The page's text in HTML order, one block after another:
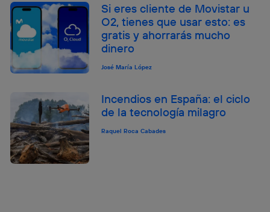
Si eres cliente de Movistar u
O2, tienes que usar esto: es
gratis y ahorrarás mucho
dinero
José María López
Incendios en España: el ciclo
de la tecnología milagro
Raquel Roca Cabades